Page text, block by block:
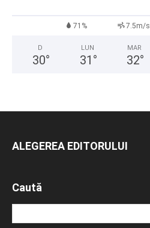
71% 7.5m/s
D
30°
LUN
31 °
MAR
32°
ALEGEREA EDITORULUI
Caută